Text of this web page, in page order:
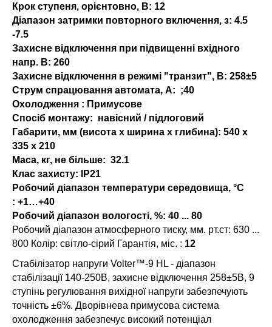
Крок ступеня, орієнтовно, В: 12
Діапазон затримки повторного включення, з: 4.5
-7.5
Захисне відключення при підвищенні вхідного
напр. В: 260
Захисне відключення в режимі "транзит", В: 258±5
Струм спрацювання автомата, А: ;40
Охолодження : Примусове
Спосіб монтажу: навісний / підлоговий
Габарити, мм (висота x ширина x глибина): 540 x
335 x 210
Маса, кг, не більше: 32.1
Клас захисту: IP21
Робочий діапазон температури середовища, °С
: +1…+40
Робочий діапазон вологості, %: 40 ... 80
Робочий діапазон атмосферного тиску, мм. рт.ст: 630 ...
800 Колір: світло-сірий Гарантія, міс. : 12
Стабілізатор напруги Volter™-9 HL - діапазон
стабілізації 140-250В, захисне відключення 258±5В, 9
ступінь регулювання вихідної напруги забезпечують
точність ±6%. Дворівнева примусова система
охолодження забезпечує високий потенціал